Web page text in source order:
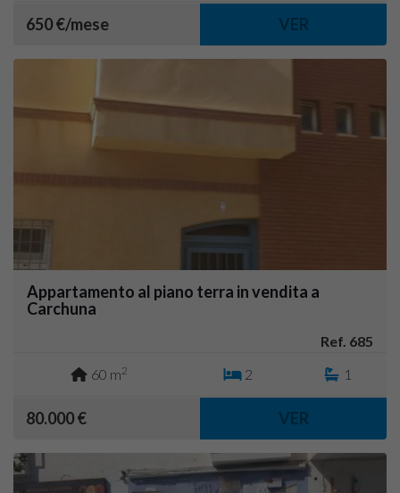
650 €/mese VER
Appartamento al piano terra in vendita a
Carchuna
Ref. 685
60 m2 2 1
80.000 € VER